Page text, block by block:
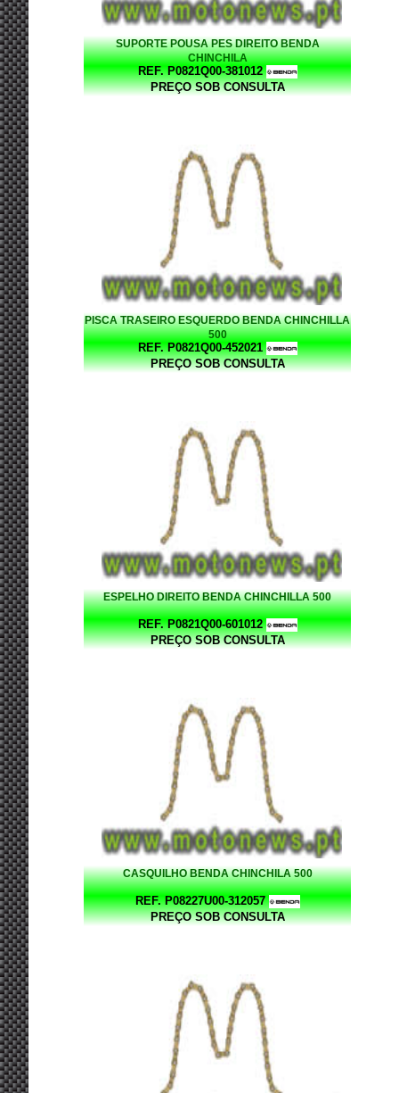
SUPORTE POUSA PES DIREITO BENDA
CHINCHILA
REF. P0821Q00-381012
PREÇO SOB CONSULTA
PISCA TRASEIRO ESQUERDO BENDA CHINCHILLA
500
REF. P0821Q00-452021
PREÇO SOB CONSULTA
ESPELHO DIREITO BENDA CHINCHILLA 500
REF. P0821Q00-601012
PREÇO SOB CONSULTA
CASQUILHO BENDA CHINCHILA 500
REF. P08227U00-312057
PREÇO SOB CONSULTA